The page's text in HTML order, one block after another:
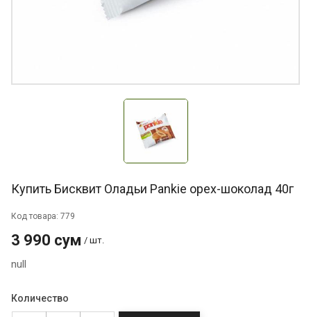
Купить Бисквит Оладьи Pankie орех-шоколад 40г
Код товара: 779
3 990 сум / шт.
null
Количество